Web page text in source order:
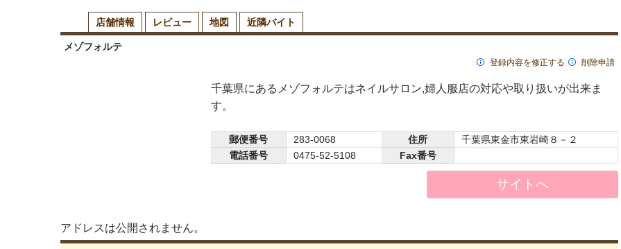
店舗情報 レビュー 地図 近隣バイト
メゾフォルテ
登録内容を修正する 削除申請
千葉県にあるメゾフォルテはネイルサロン,婦人服店の対応や取り扱いが出来ま
す。
郵便番号 283-0068 住所
千葉県東金市東岩崎８－２
電話番号
0475-52-5108 Fax番号
サイトへ
アドレスは公開されません。